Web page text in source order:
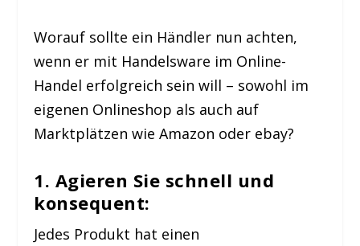
Worauf sollte ein Händler nun achten,
wenn er mit Handelsware im Online-
Handel erfolgreich sein will – sowohl im
eigenen Onlineshop als auch auf
Marktplätzen wie Amazon oder ebay?
1. Agieren Sie schnell und
konsequent:
Jedes Produkt hat einen